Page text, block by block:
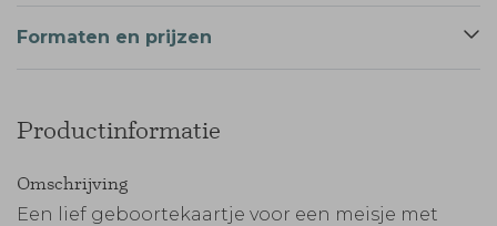
Formaten en prijzen
Productinformatie
Omschrijving
Een lief geboortekaartje voor een meisje met